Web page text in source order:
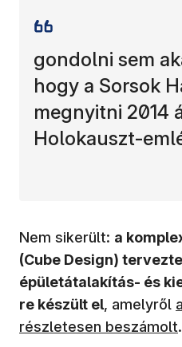
gondolni sem
hogy a Sorsok
megnyitni 2014
Holokauszt-
Nem sikerült: a
(Cube Design)
épületátalakítás- és
re készült el, amelyről
részletesen beszámolt.